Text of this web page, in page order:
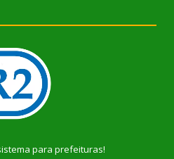
para prefeituras!